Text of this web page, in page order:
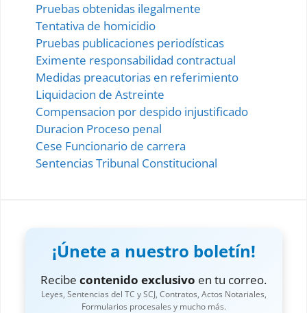
Pruebas obtenidas ilegalmente
Tentativa de homicidio
Pruebas publicaciones periodísticas
Eximente responsabilidad contractual
Medidas preacutorias en referimiento
Liquidacion de Astreinte
Compensacion por despido injustificado
Duracion Proceso penal
Cese Funcionario de carrera
Sentencias Tribunal Constitucional
¡Únete a nuestro boletín!
Recibe contenido exclusivo en tu correo.
Leyes, Sentencias del TC y SCJ, Contratos, Actos Notariales,
Formularios procesales y mucho más.